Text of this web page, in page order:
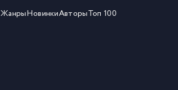
ЖанрыНовинкиАвторыТоп 100